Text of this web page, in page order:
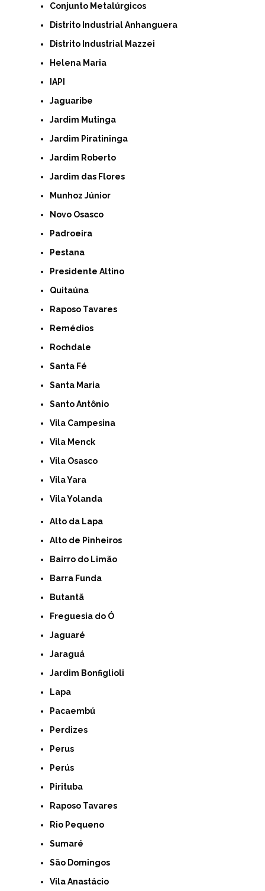
Conjunto Metalúrgicos
Distrito Industrial Anhanguera
Distrito Industrial Mazzei
Helena Maria
IAPI
Jaguaribe
Jardim Mutinga
Jardim Piratininga
Jardim Roberto
Jardim das Flores
Munhoz Júnior
Novo Osasco
Padroeira
Pestana
Presidente Altino
Quitaúna
Raposo Tavares
Remédios
Rochdale
Santa Fé
Santa Maria
Santo Antônio
Vila Campesina
Vila Menck
Vila Osasco
Vila Yara
Vila Yolanda
Alto da Lapa
Alto de Pinheiros
Bairro do Limão
Barra Funda
Butantã
Freguesia do Ó
Jaguaré
Jaraguá
Jardim Bonfiglioli
Lapa
Pacaembú
Perdizes
Perus
Perús
Pirituba
Raposo Tavares
Rio Pequeno
Sumaré
São Domingos
Vila Anastácio